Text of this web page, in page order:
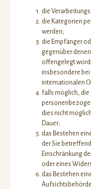
die
die Kategorien
werden;
die Empfänger
gegenüber
offengelegt
insbesondere
internationalen
falls möglich, die
dies nicht
Dauer;
das Bestehen
der Sie
Einschränkung
oder eines
das Bestehen